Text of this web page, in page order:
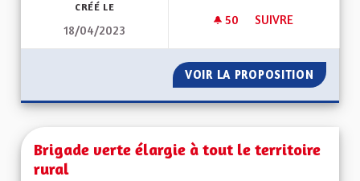
CRÉÉ LE
18/04/2023
50 50 ABONNÉS
SUIVRE
VOIR LA PROPOSITION
Brigade verte élargie à tout le territoire
rural